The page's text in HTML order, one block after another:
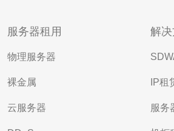
服务器租用
物理服务器
裸金属
云服务器
解
IP租
服务